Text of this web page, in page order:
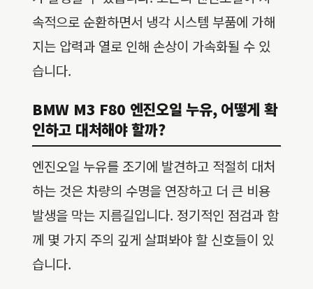
속적으로 순환하면서 냉각 시스템 부품에 가해
지는 압력과 열로 인해 손상이 가속화될 수 있
습니다.
BMW M3 F80 엔진오일 누유, 어떻게 확
인하고 대처해야 할까?
엔진오일 누유를 조기에 발견하고 적절히 대처
하는 것은 차량의 수명을 연장하고 더 큰 비용
발생을 막는 지름길입니다. 정기적인 점검과 함
께 몇 가지 주의 깊게 살펴봐야 할 신호들이 있
습니다.